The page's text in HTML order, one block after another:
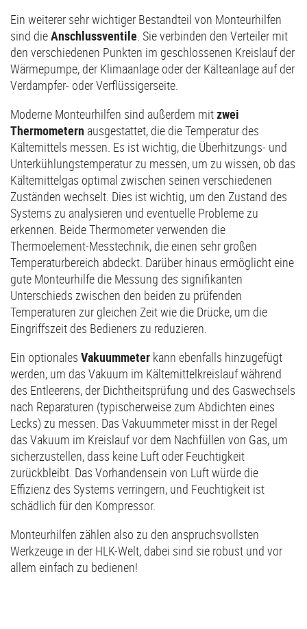
Ein weiterer sehr wichtiger Bestandteil von Monteurhilfen
sind dieAnschlussventile. Sie verbinden den Verteiler mit
den verschiedenen Punkten im geschlossenen Kreislauf der
Wärmepumpe, der Klimaanlage oder der Kälteanlage auf der
Verdampfer- oder Verflüssigerseite.
Moderne Monteurhilfen sind außerdem mitzwei
Thermometern ausgestattet, die die Temperatur des
Kältemittels messen. Es ist wichtig, die Überhitzungs- und
Unterkühlungstemperatur zu messen, um zu wissen, ob das
Kältemittelgas optimal zwischen seinen verschiedenen
Zuständen wechselt. Dies ist wichtig, um den Zustand des
Systems zu analysieren und eventuelle Probleme zu
erkennen. Beide Thermometer verwenden die
Thermoelement-Messtechnik, die einen sehr großen
Temperaturbereich abdeckt. Darüber hinaus ermöglicht eine
gute Monteurhilfe die Messung des signifikanten
Unterschieds zwischen den beiden zu prüfenden
Temperaturen zur gleichen Zeit wie die Drücke, um die
Eingriffszeit des Bedieners zu reduzieren.
Ein optionales Vakuummeter kann ebenfalls hinzugefügt
werden, um das Vakuum im Kältemittelkreislauf während
des Entleerens, der Dichtheitsprüfung und des Gaswechsels
nach Reparaturen (typischerweise zum Abdichten eines
Lecks) zu messen. Das Vakuummeter misst in der Regel
das Vakuum im Kreislauf vor dem Nachfüllen von Gas, um
sicherzustellen, dass keine Luft oder Feuchtigkeit
zurückbleibt. Das Vorhandensein von Luft würde die
Effizienz des Systems verringern, und Feuchtigkeit ist
schädlich für den Kompressor.
Monteurhilfen zählen also zu den anspruchsvollsten
Werkzeuge in der HLK-Welt, dabei sind sie robust und vor
allem einfach zu bedienen!